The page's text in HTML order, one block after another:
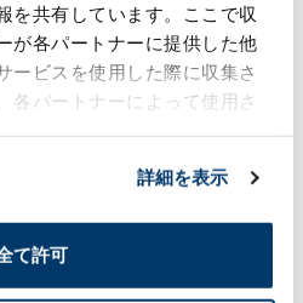
を共有しています。ここで収
が各パートナーに提供した他
ービスを使用した際に収集さ
各パートナーによって使用さ
詳細を表示
て許可
のリスクマネジメント
動に伴う環境リスクの低減を
や水資源などに関するリスク
推進しています。2023年度よ
使用状況、化学物質や廃棄物